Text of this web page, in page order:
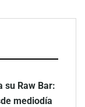
su Raw Bar:
mediodía